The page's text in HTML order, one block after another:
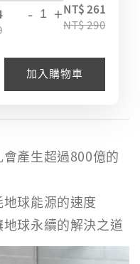
- +NT$ 261
NT$ 290
加入購物車
產生超過800億的
球能源的速度
球永續的解決之道